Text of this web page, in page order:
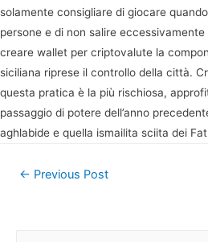
solamente consigliare di giocare
persone e di non salire eccessivamente
creare wallet per criptovalute la
siciliana riprese il controllo della città.
questa pratica è la più rischiosa,
passaggio di potere dell’anno
aghlabide e quella ismailita sciita dei
Post
← Previous Post